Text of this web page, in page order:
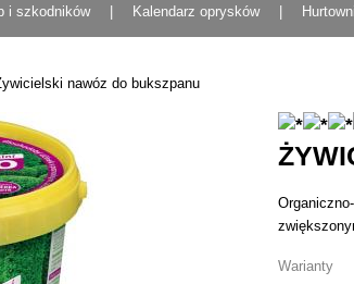
i szkodników Kalendarz oprysków
nawóz do bukszpanu
Warianty